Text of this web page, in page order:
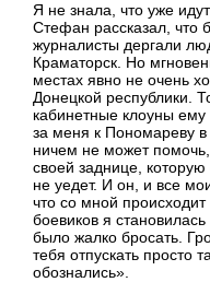
Я не знала, что уже
Стефан рассказал, что
журналисты дергали
Краматорск. Но
местах явно не очень
Донецкой республики.
кабинетные клоуны
за меня к Пономареву в
ничем не может
своей заднице,
не уедет. И он, и все
что со мной
боевиков я
было жалко бросать.
тебя отпускать просто
обознались».